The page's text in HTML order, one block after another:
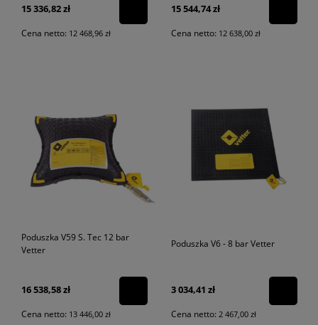
15 336,82 zł
Cena netto: 12 468,96 zł
15 544,74 zł
Cena netto: 12 638,00 zł
Poduszka V59 S. Tec 12 bar
Vetter
16 538,58 zł
Cena netto: 13 446,00 zł
Poduszka V6 - 8 bar Vetter
3 034,41 zł
Cena netto: 2 467,00 zł